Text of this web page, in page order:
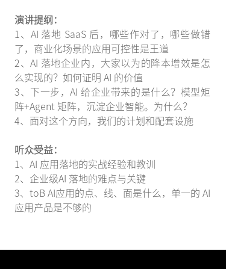
演讲提纲：
1、AI 落地 SaaS 后，哪些作对了，哪些做错
了，商业化场景的应用可控性是王道
2、AI 落地企业内，大家以为的降本增效是怎
么实现的？如何证明 AI 的价值
3、下一步，AI 给企业带来的是什么？模型矩
阵+Agent 矩阵，沉淀企业智能。为什么？
4、面对这个方向，我们的计划和配套设施
听众受益：
1、AI 应用落地的实战经验和教训
2、企业级AI 落地的难点与关键
3、toB AI应用的点、线、面是什么，单一的 AI
应用产品是不够的